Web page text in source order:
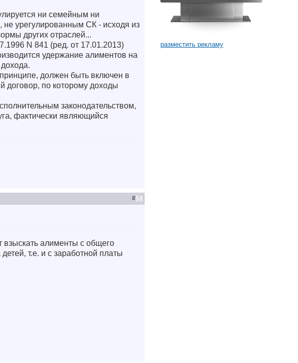
ни семейным ни
не урегулированным СК - исходя из
других отраслей...
N 841 (ред. от 17.01.2013)
удержание алиментов на
должен быть включен в
договор, по которому доходы
законодательством,
фактически являющийся
#54
взыскать алименты с общего
т.е. и с заработной платы
разместить рекламу